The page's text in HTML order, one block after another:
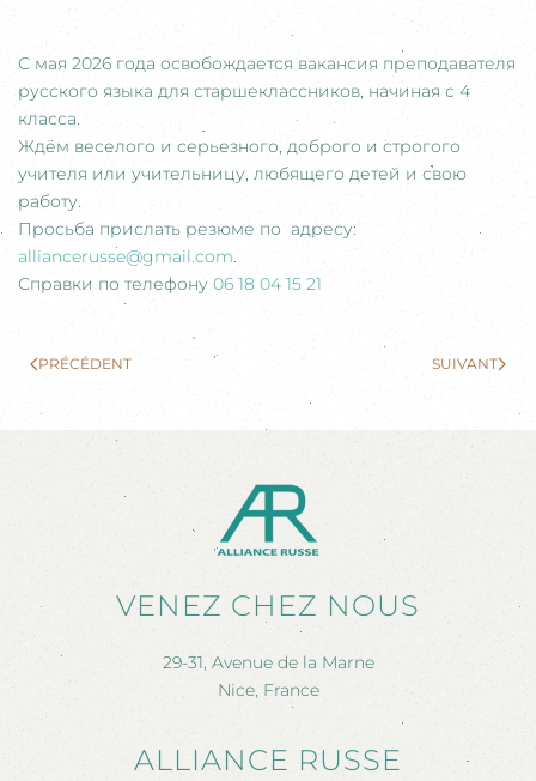
С мая 2026 года освобождается вакансия преподавателя
русского языка для старшеклассников, начиная с 4
класса.
Ждём веселого и серьезного, доброго и строгого
учителя или учительницу, любящего детей и свою
работу.
Просьба прислать резюме по адресу:
alliancerusse@gmail.com.
Справки по телефону 06 18 04 15 21
PRÉCÉDENT SUIVANT
VENEZ CHEZ NOUS
29-31, Avenue de la Marne
Nice, France
ALLIANCE RUSSE